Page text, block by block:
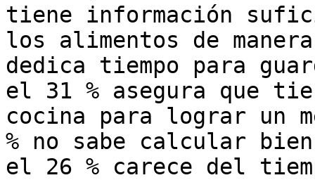
tiene información
los alimentos de
dedica tiempo para
el 31 % asegura que
cocina para lograr un
% no sabe calcular
el 26 % carece del